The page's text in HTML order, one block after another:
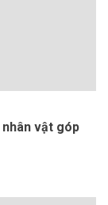
vật góp